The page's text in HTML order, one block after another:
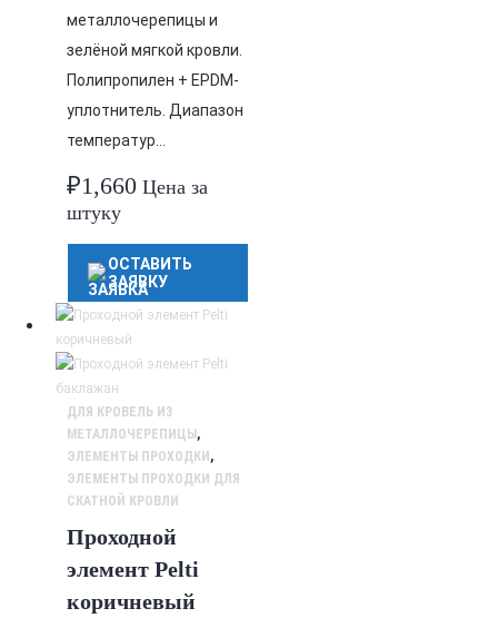
металлочерепицы и
зелёной мягкой кровли.
Полипропилен + EPDM-
уплотнитель. Диапазон
температур…
₽1,660 Цена за
штуку
ОСТАВИТЬ
ЗАЯВКУ
ДЛЯ КРОВЕЛЬ ИЗ
МЕТАЛЛОЧЕРЕПИЦЫ ,
ЭЛЕМЕНТЫ ПРОХОДКИ ,
ЭЛЕМЕНТЫ ПРОХОДКИ ДЛЯ
СКАТНОЙ КРОВЛИ
Проходной
элемент Pelti
коричневый